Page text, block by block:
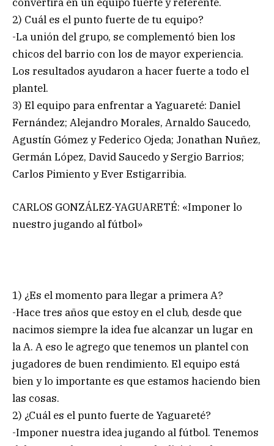
2) Cuál es el punto fuerte de tu equipo?
-La unión del grupo, se complementó bien los
chicos del barrio con los de mayor experiencia.
Los resultados ayudaron a hacer fuerte a todo el
plantel.
3) El equipo para enfrentar a Yaguareté: Daniel
Fernández; Alejandro Morales, Arnaldo Saucedo,
Agustín Gómez y Federico Ojeda; Jonathan Nuñez,
Germán López, David Saucedo y Sergio Barrios;
Carlos Pimiento y Ever Estigarribia.
CARLOS GONZÁLEZ-YAGUARETÉ: «Imponer lo
nuestro jugando al fútbol»
1) ¿Es el momento para llegar a primera A?
-Hace tres años que estoy en el club, desde que
nacimos siempre la idea fue alcanzar un lugar en
la A. A eso le agrego que tenemos un plantel con
jugadores de buen rendimiento. El equipo está
bien y lo importante es que estamos haciendo bien
las cosas.
2) ¿Cuál es el punto fuerte de Yaguareté?
-Imponer nuestra idea jugando al fútbol. Tenemos